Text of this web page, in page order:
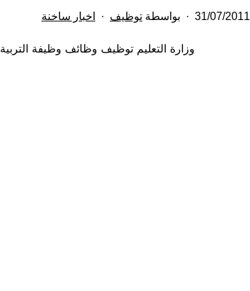
تم
في
31/07/2011 بواسطة توظيف اخبار ساخنة
وزارة التعليم توظيف وظائف وظيفة التربية